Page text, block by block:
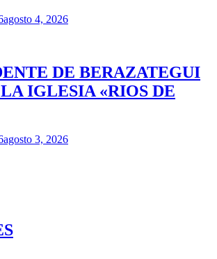
agosto 4, 2026
DE BERAZATEGUI
IGLESIA «RIOS DE
agosto 3, 2026